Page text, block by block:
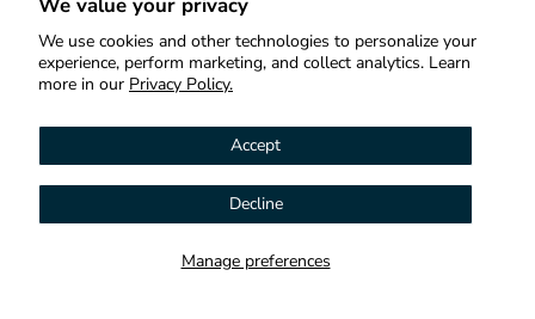
We use cookies and other technologies to personalize your
experience, perform marketing, and collect analytics. Learn
more in our Privacy Policy.
Manage preferences
Accept
Decline
Tristan da
Cunha
(USD $)
Türkiye